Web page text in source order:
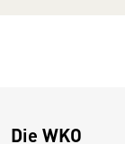
Die WKO